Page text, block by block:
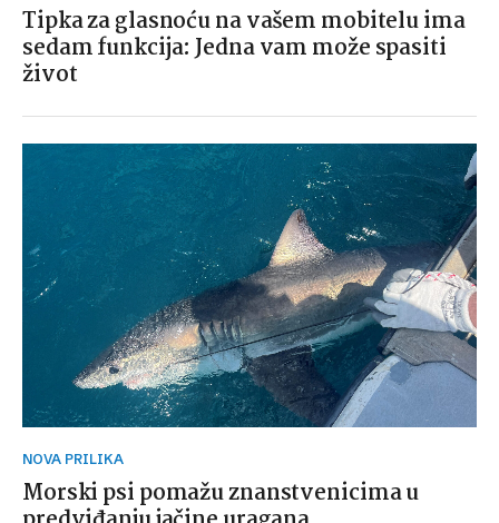
Tipka za glasnoću na vašem mobitelu ima
sedam funkcija: Jedna vam može spasiti
život
NOVA PRILIKA
Morski psi pomažu znanstvenicima u